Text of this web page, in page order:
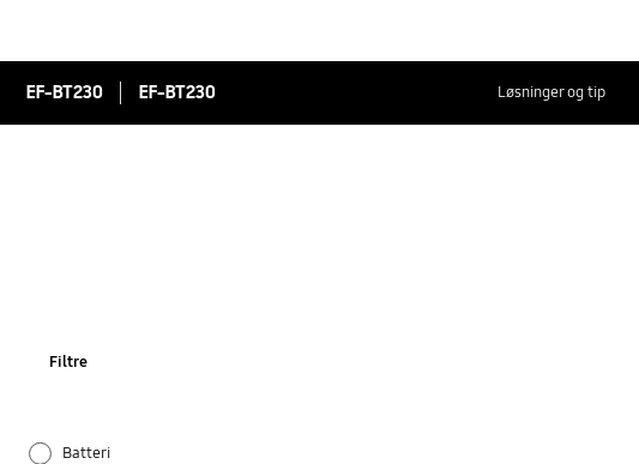
EF-BT230 EF-BT230 Løsninger og tip
Filtre
Batteri